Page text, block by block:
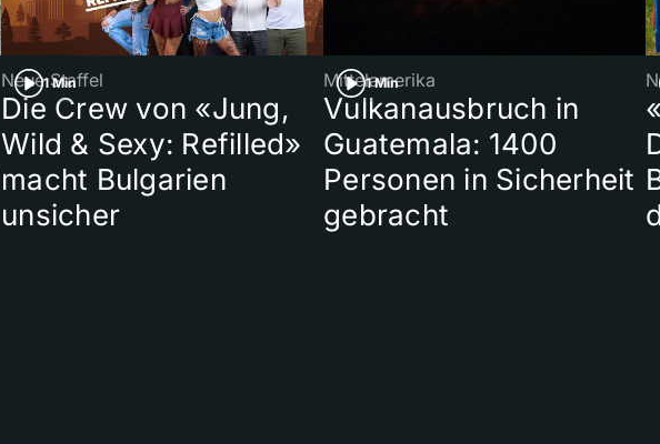
1 Min
Neue Staffel
Die Crew von «Jung,
Wild & Sexy: Refilled»
macht Bulgarien
unsicher
1 Min
Mittelamerika
Vulkanausbruch in
Guatemala: 1400
Personen in Sicherheit
gebracht